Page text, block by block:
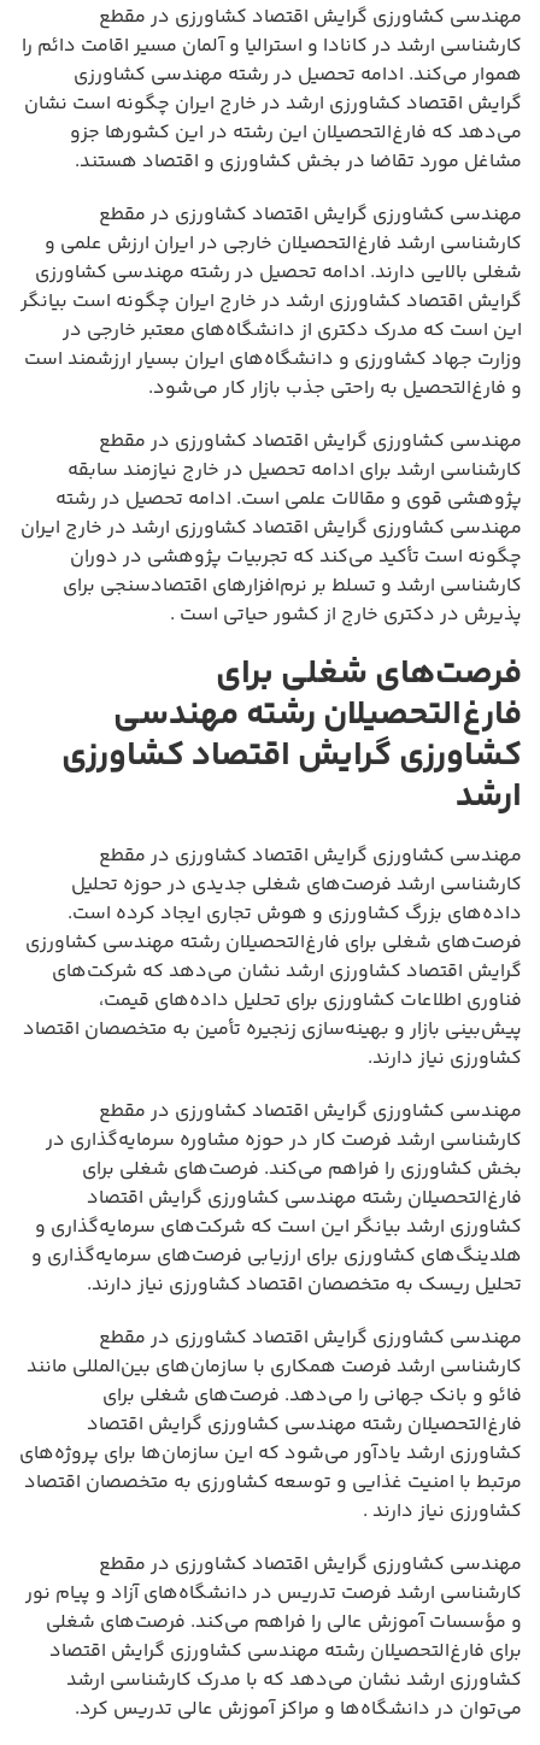
مهندسی کشاورزی گرایش اقتصاد کشاورزی در مقطع
کارشناسی ارشد در کانادا و استرالیا و آلمان مسیر اقامت دائم را
هموار می‌کند. ادامه تحصیل در رشته مهندسی کشاورزی
گرایش اقتصاد کشاورزی ارشد در خارج ایران چگونه است نشان
می‌دهد که فارغ‌التحصیلان این رشته در این کشورها جزو
مشاغل مورد تقاضا در بخش کشاورزی و اقتصاد هستند.
مهندسی کشاورزی گرایش اقتصاد کشاورزی در مقطع
کارشناسی ارشد فارغ‌التحصیلان خارجی در ایران ارزش علمی و
شغلی بالایی دارند. ادامه تحصیل در رشته مهندسی کشاورزی
گرایش اقتصاد کشاورزی ارشد در خارج ایران چگونه است بیانگر
این است که مدرک دکتری از دانشگاه‌های معتبر خارجی در
وزارت جهاد کشاورزی و دانشگاه‌های ایران بسیار ارزشمند است
و فارغ‌التحصیل به راحتی جذب بازار کار می‌شود.
مهندسی کشاورزی گرایش اقتصاد کشاورزی در مقطع
کارشناسی ارشد برای ادامه تحصیل در خارج نیازمند سابقه
پژوهشی قوی و مقالات علمی است. ادامه تحصیل در رشته
مهندسی کشاورزی گرایش اقتصاد کشاورزی ارشد در خارج ایران
چگونه است تأکید می‌کند که تجربیات پژوهشی در دوران
کارشناسی ارشد و تسلط بر نرم‌افزارهای اقتصادسنجی برای
پذیرش در دکتری خارج از کشور حیاتی است .
فرصت‌های شغلی برای
فارغ‌التحصیلان رشته مهندسی
کشاورزی گرایش اقتصاد کشاورزی
ارشد
مهندسی کشاورزی گرایش اقتصاد کشاورزی در مقطع
کارشناسی ارشد فرصت‌های شغلی جدیدی در حوزه تحلیل
داده‌های بزرگ کشاورزی و هوش تجاری ایجاد کرده است.
فرصت‌های شغلی برای فارغ‌التحصیلان رشته مهندسی کشاورزی
گرایش اقتصاد کشاورزی ارشد نشان می‌دهد که شرکت‌های
فناوری اطلاعات کشاورزی برای تحلیل داده‌های قیمت،
پیش‌بینی بازار و بهینه‌سازی زنجیره تأمین به متخصصان اقتصاد
کشاورزی نیاز دارند.
مهندسی کشاورزی گرایش اقتصاد کشاورزی در مقطع
کارشناسی ارشد فرصت کار در حوزه مشاوره سرمایه‌گذاری در
بخش کشاورزی را فراهم می‌کند. فرصت‌های شغلی برای
فارغ‌التحصیلان رشته مهندسی کشاورزی گرایش اقتصاد
کشاورزی ارشد بیانگر این است که شرکت‌های سرمایه‌گذاری و
هلدینگ‌های کشاورزی برای ارزیابی فرصت‌های سرمایه‌گذاری و
تحلیل ریسک به متخصصان اقتصاد کشاورزی نیاز دارند.
مهندسی کشاورزی گرایش اقتصاد کشاورزی در مقطع
کارشناسی ارشد فرصت همکاری با سازمان‌های بین‌المللی مانند
فائو و بانک جهانی را می‌دهد. فرصت‌های شغلی برای
فارغ‌التحصیلان رشته مهندسی کشاورزی گرایش اقتصاد
کشاورزی ارشد یادآور می‌شود که این سازمان‌ها برای پروژه‌های
مرتبط با امنیت غذایی و توسعه کشاورزی به متخصصان اقتصاد
کشاورزی نیاز دارند .
مهندسی کشاورزی گرایش اقتصاد کشاورزی در مقطع
کارشناسی ارشد فرصت تدریس در دانشگاه‌های آزاد و پیام نور
و مؤسسات آموزش عالی را فراهم می‌کند. فرصت‌های شغلی
برای فارغ‌التحصیلان رشته مهندسی کشاورزی گرایش اقتصاد
کشاورزی ارشد نشان می‌دهد که با مدرک کارشناسی ارشد
می‌توان در دانشگاه‌ها و مراکز آموزش عالی تدریس کرد.